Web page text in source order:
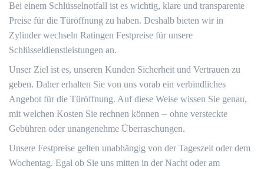
Bei einem Schlüsselnotfall ist es wichtig, klare und transparente
Preise für die Türöffnung zu haben.​ Deshalb bieten wir in
Zylinder wechseln Ratingen Festpreise für unsere
Schlüsseldienstleistungen an.​
Unser Ziel ist es, unseren Kunden Sicherheit und Vertrauen zu
geben.​ Daher erhalten Sie von uns vorab ein verbindliches
Angebot für die Türöffnung. Auf diese Weise wissen Sie genau,
mit welchen Kosten Sie rechnen können ⏤ ohne versteckte
Gebühren oder unangenehme Überraschungen.
Unsere Festpreise gelten unabhängig von der Tageszeit oder dem
Wochentag.​ Egal ob Sie uns mitten in der Nacht oder am